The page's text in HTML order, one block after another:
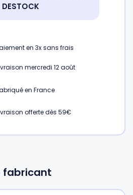
DESTOCK
en 3xsans frais
mercredi 12 août
en France
offerte dès 59€
fabricant